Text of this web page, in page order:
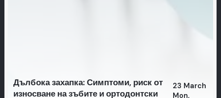
Дълбока захапка: Симптоми, риск от
износване на зъбите и ортодонтски
23 March
Mon,